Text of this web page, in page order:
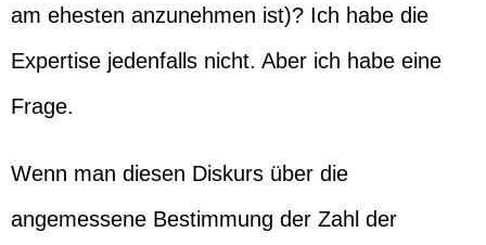
am ehesten anzunehmen ist)? Ich habe die
Expertise jedenfalls nicht. Aber ich habe eine
Frage.
Wenn man diesen Diskurs über die
angemessene Bestimmung der Zahl der